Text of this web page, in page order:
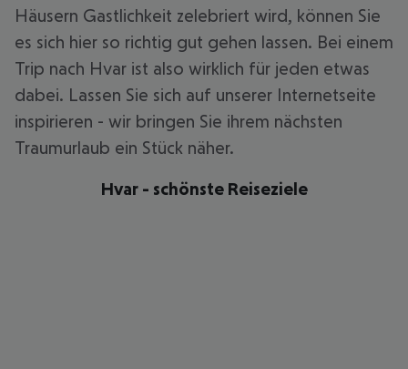
Häusern Gastlichkeit zelebriert wird, können Sie
es sich hier so richtig gut gehen lassen. Bei einem
Trip nach Hvar ist also wirklich für jeden etwas
dabei. Lassen Sie sich auf unserer Internetseite
inspirieren - wir bringen Sie ihrem nächsten
Traumurlaub ein Stück näher.
Hvar - schönste Reiseziele